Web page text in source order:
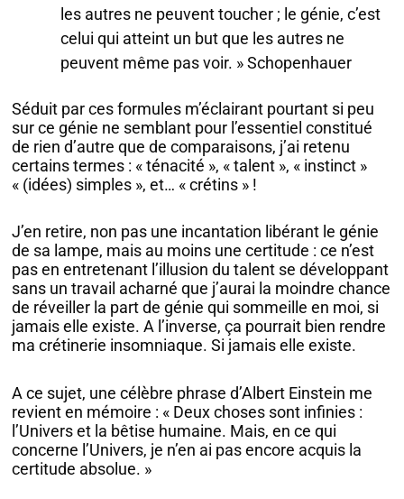
les autres ne peuvent toucher ; le génie, c’est
celui qui atteint un but que les autres ne
peuvent même pas voir. » Schopenhauer
Séduit par ces formules m’éclairant pourtant si peu
sur ce génie ne semblant pour l’essentiel constitué
de rien d’autre que de comparaisons, j’ai retenu
certains termes : « ténacité », « talent », « instinct »
« (idées) simples », et… « crétins » !
J’en retire, non pas une incantation libérant le génie
de sa lampe, mais au moins une certitude : ce n’est
pas en entretenant l’illusion du talent se développant
sans un travail acharné que j’aurai la moindre chance
de réveiller la part de génie qui sommeille en moi, si
jamais elle existe. A l’inverse, ça pourrait bien rendre
ma crétinerie insomniaque. Si jamais elle existe.
A ce sujet, une célèbre phrase d’Albert Einstein me
revient en mémoire : « Deux choses sont infinies :
l’Univers et la bêtise humaine. Mais, en ce qui
concerne l’Univers, je n’en ai pas encore acquis la
certitude absolue. »